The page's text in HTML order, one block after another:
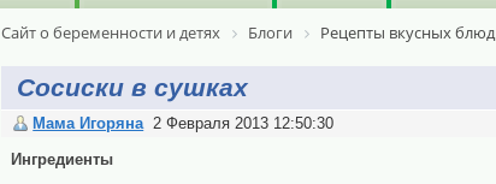
Сайт о беременности и детях Блоги Рецепты вкусных блюд
Сосиски в сушках
Мама Игоряна 2 Февраля 2013 12:50:30
Ингредиенты